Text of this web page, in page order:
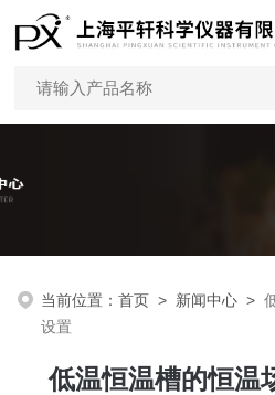
当前位置：首页 > 新闻中心 >
设置
低温恒温槽的恒温